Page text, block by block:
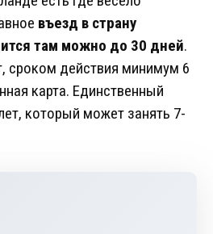
въезд в страну
там можно до 30 дней.
сроком действия минимум 6
карта. Единственный
который может занять 7-